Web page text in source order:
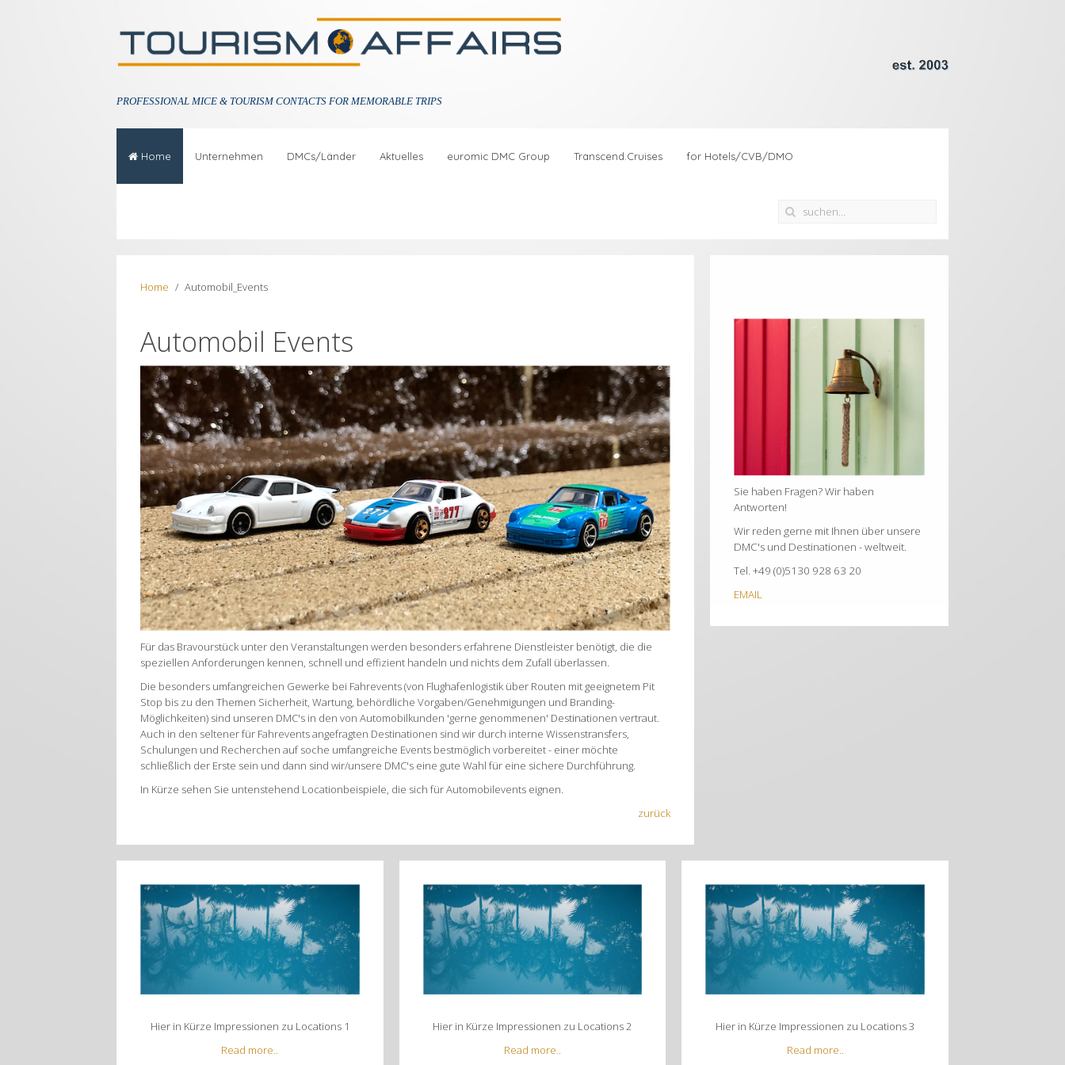
PROFESSIONAL MICE & TOURISM CONTACTS FOR MEMORABLE TRIPS
Home Unternehmen DMCs/Länder Aktuelles euromic DMC Group Transcend.Cruises for Hotels/CVB/DMO
Home Automobil_Events
Automobil Events
Für das Bravourstück unter den Veranstaltungen werden besonders erfahrene Dienstleister benötigt, die die
speziellen Anforderungen kennen, schnell und effizient handeln und nichts dem Zufall überlassen.
Die besonders umfangreichen Gewerke bei Fahrevents (von Flughafenlogistik über Routen mit geeignetem Pit
Stop bis zu den Themen Sicherheit, Wartung, behördliche Vorgaben/Genehmigungen und Branding-
Möglichkeiten) sind unseren DMC's in den von Automobilkunden 'gerne genommenen' Destinationen vertraut.
Auch in den seltener für Fahrevents angefragten Destinationen sind wir durch interne Wissenstransfers,
Schulungen und Recherchen auf soche umfangreiche Events bestmöglich vorbereitet - einer möchte
schließlich der Erste sein und dann sind wir/unsere DMC's eine gute Wahl für eine sichere Durchführung.
In Kürze sehen Sie untenstehend Locationbeispiele, die sich für Automobilevents eignen.
zurück
Sie haben Fragen? Wir haben
Antworten!
Wir reden gerne mit Ihnen über unsere
DMC's und Destinationen - weltweit.
Tel. +49 (0)5130 928 63 20
EMAIL
Hier in Kürze Impressionen zu Locations 1
Read more..
Hier in Kürze Impressionen zu Locations 2
Read more..
Hier in Kürze Impressionen zu Locations 3
Read more..